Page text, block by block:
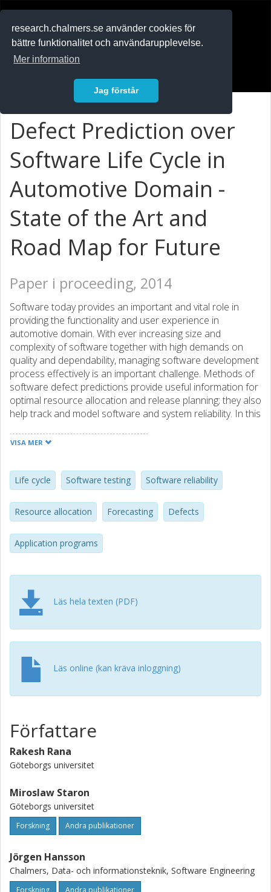
research.chalmers.se använder cookies för
bättre funktionalitet och användarupplevelse.
Mer information
Jag förstår
Defect Prediction over
Software Life Cycle in
Automotive Domain -
State of the Art and
Road Map for Future
Paper i proceeding, 2014
Software today provides an important and vital role in
providing the functionality and user experience in
automotive domain. With ever increasing size and
complexity of software together with high demands on
quality and dependability, managing software development
process effectively is an important challenge. Methods of
software defect predictions provide useful information for
optimal resource allocation and release planning; they also
help track and model software and system reliability. In this
methods and their applicability in different software
monitoring of inservice performance of software based
systems will provide useful feedback to software
development teams and allow them to develop more
robust and user friendly systems.
VISA MER
Life cycle Software testing Software reliability
Resource allocation Forecasting Defects
Application programs
Läs hela texten (PDF)
Läs online (kan kräva inloggning)
Författare
Rakesh Rana
Göteborgs universitet
Miroslaw Staron
Göteborgs universitet
Forskning Andra publikationer
Jörgen Hansson
Chalmers, Data- och informationsteknik, Software Engineering
Forskning Andra publikationer